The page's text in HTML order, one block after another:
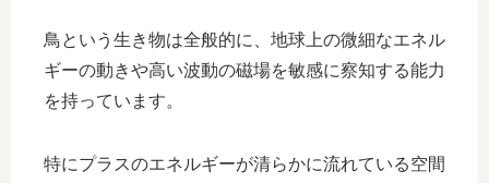
鳥という生き物は全般的に、地球上の微細なエネル
ギーの動きや高い波動の磁場を敏感に察知する能力
を持っています。
特にプラスのエネルギーが清らかに流れている空間